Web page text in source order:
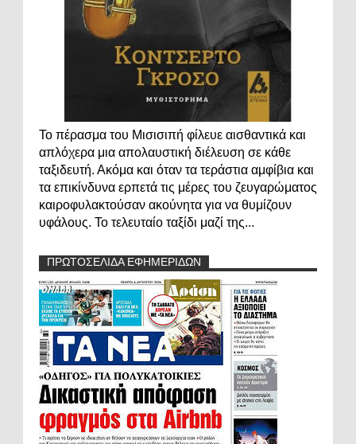
Το πέρασμα του Μισισιπή φίλευε αισθαντικά και
απλόχερα μια απολαυστική διέλευση σε κάθε
ταξιδευτή. Ακόμα και όταν τα τεράστια αμφίβια και
τα επικίνδυνα ερπετά τις μέρες του ζευγαρώματος
καιροφυλακτούσαν ακούνητα για να θυμίζουν
υφάλους. Το τελευταίο ταξίδι μαζί της...
ΠΡΩΤΟΣΕΛΙΔΑ ΕΦΗΜΕΡΙΔΩΝ